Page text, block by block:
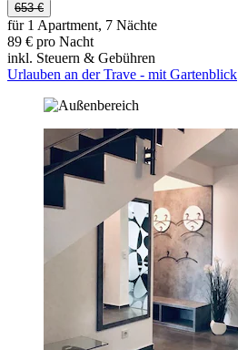
653 €
für 1 Apartment, 7 Nächte
89 € pro Nacht
inkl. Steuern & Gebühren
Urlauben an der Trave - mit Gartenblick